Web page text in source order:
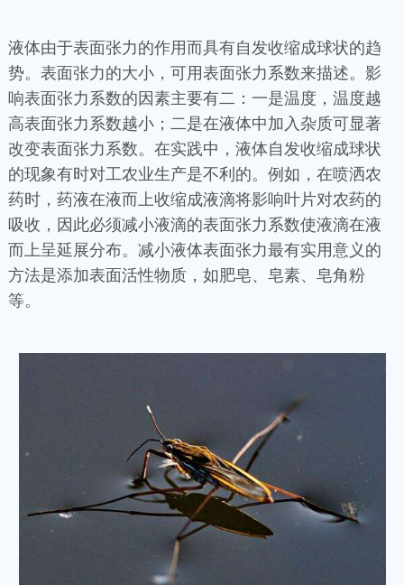
液体由于表面张力的作用而具有自发收缩成球状的趋
势。表面张力的大小，可用表面张力系数来描述。影
响表面张力系数的因素主要有二：一是温度，温度越
高表面张力系数越小；二是在液体中加入杂质可显著
改变表面张力系数。在实践中，液体自发收缩成球状
的现象有时对工农业生产是不利的。例如，在喷洒农
药时，药液在液而上收缩成液滴将影响叶片对农药的
吸收，因此必须减小液滴的表面张力系数使液滴在液
而上呈延展分布。减小液体表面张力最有实用意义的
方法是添加表面活性物质，如肥皂、皂素、皂角粉
等。